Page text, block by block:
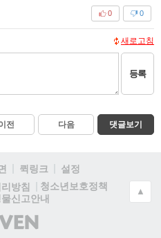
0
0
새로고침
등록
전 다음 댓글보기
퀵링크
설정
방침
청소년보호정책
신고안내
(주)
인
▲